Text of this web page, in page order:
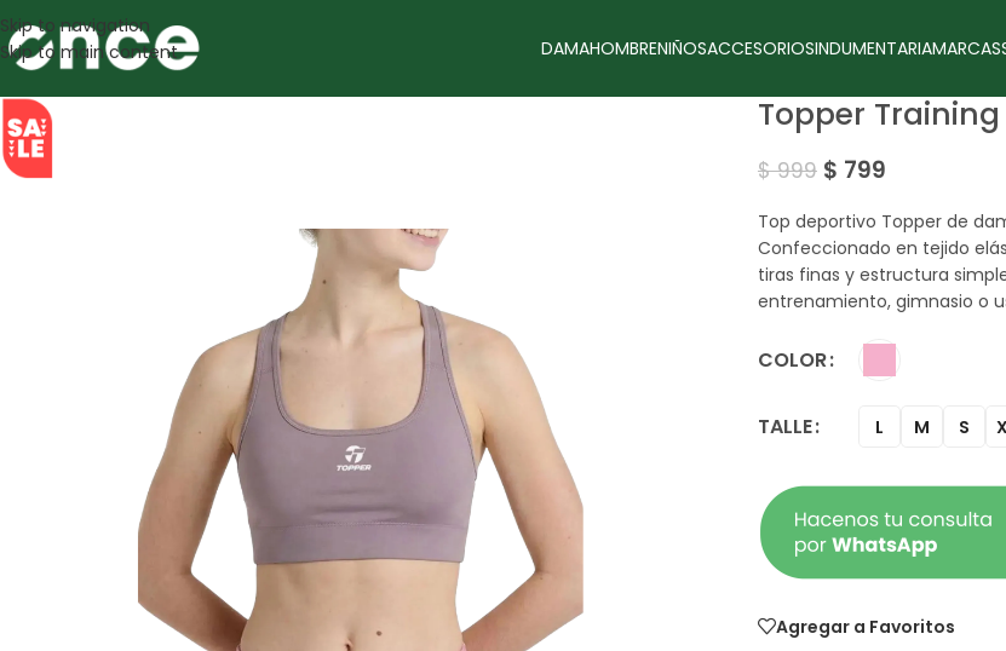
Skip to navigation
Skip to main content
DAMAHOMBRENIÑOSACCESORIOSINDUMENTARIAMARCAS
SALE Topper
$999 $ 799
Top deportivo Topper de
Confeccionado en tejido
tiras finas y estructura
entrenamiento, gimnasio o
COLOR
TALLE L M S
Agregar a Favoritos